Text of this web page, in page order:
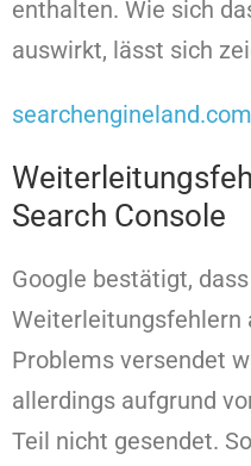
enthalten. Wie sich
auswirkt, lässt sich
searchengineland.com
Search Console
Google bestätigt,
Weiterleitungsfehlern
Problems versendet
allerdings aufgrund
Teil nicht gesendet.